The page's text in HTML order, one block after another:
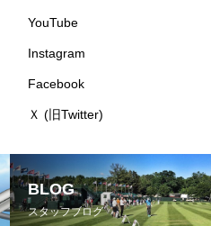
YouTube
Instagram
Facebook
Ｘ (旧Twitter)
BLOG
スタッフブログ